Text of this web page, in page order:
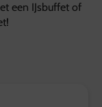
een IJsbuffet of